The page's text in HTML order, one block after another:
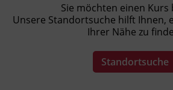
Förderhinweis
Das Land Tirol fördert bis zu
www.mein-update.at
Sie möchten einen Kurs
Unsere Standortsuche hilft Ihnen,
Ihrer Nähe zu
Standortsuche